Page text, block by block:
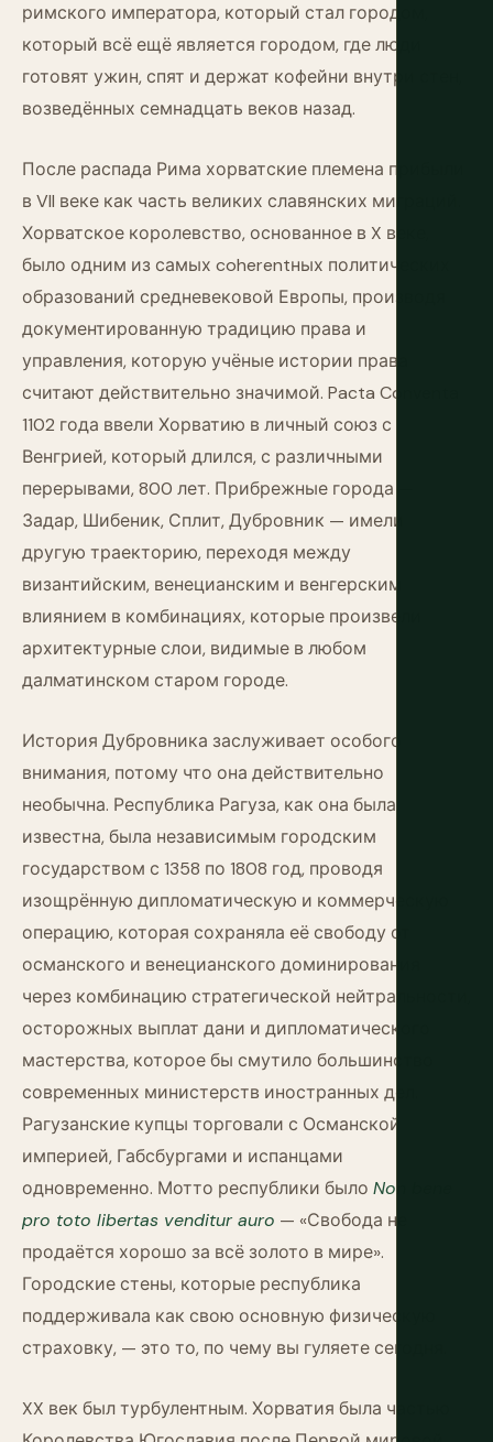
римского императора, который стал городом,
который всё ещё является городом, где люди
готовят ужин, спят и держат кофейни внутри стен,
возведённых семнадцать веков назад.
После распада Рима хорватские племена прибыли
в VII веке как часть великих славянских миграций.
Хорватское королевство, основанное в X веке,
было одним из самых coherentных политических
образований средневековой Европы, производя
документированную традицию права и
управления, которую учёные истории права
считают действительно значимой. Pacta Conventa
1102 года ввели Хорватию в личный союз с
Венгрией, который длился, с различными
перерывами, 800 лет. Прибрежные города —
Задар, Шибеник, Сплит, Дубровник — имели
другую траекторию, переходя между
византийским, венецианским и венгерским
влиянием в комбинациях, которые произвели
архитектурные слои, видимые в любом
далматинском старом городе.
История Дубровника заслуживает особого
внимания, потому что она действительно
необычна. Республика Рагуза, как она была
известна, была независимым городским
государством с 1358 по 1808 год, проводя
изощрённую дипломатическую и коммерческую
операцию, которая сохраняла её свободу от
османского и венецианского доминирования
через комбинацию стратегической нейтральности,
осторожных выплат дани и дипломатического
мастерства, которое бы смутило большинство
современных министерств иностранных дел.
Рагузанские купцы торговали с Османской
империей, Габсбургами и испанцами
одновременно. Мотто республики было Non bene
pro toto libertas venditur auro — «Свобода не
продаётся хорошо за всё золото в мире».
Городские стены, которые республика
поддерживала как свою основную физическую
страховку, — это то, по чему вы гуляете сегодня.
XX век был турбулентным. Хорватия была частью